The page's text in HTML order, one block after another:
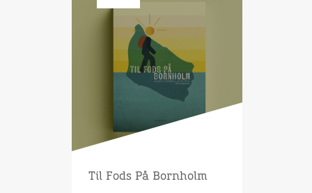
Til Fods På Bornholm